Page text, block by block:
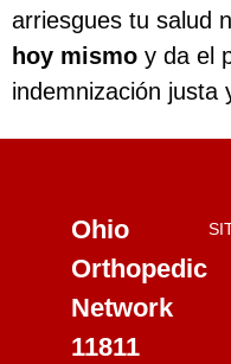
arriesgues tu salud
hoy mismo y da el
indemnización justa
Ohio
Orthopedic
Network
11811